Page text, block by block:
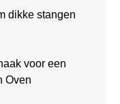
dikke stangen
voor een
Oven